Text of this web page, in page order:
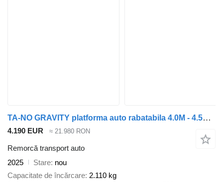
TA-NO GRAVITY platforma auto rabatabila 4.0M - 4.5M - 5.0M 2700 KG
4.190 EUR ≈ 21.980 RON
Remorcă transport auto
2025
Stare nou
Capacitate de încărcare 2.110 kg